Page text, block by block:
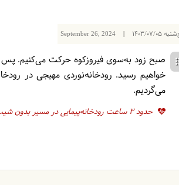
September 26, 2024 | 1403/07/05
صبح زود به‌سوی فیروزکوه حرکت می‌کنیم. پس
خواهیم رسید. رودخانه‌نوردی مهیجی در
می‌گردیم.
حدود 3 ساعت رودخانه‌پیمایی در مسیر بدون شیب